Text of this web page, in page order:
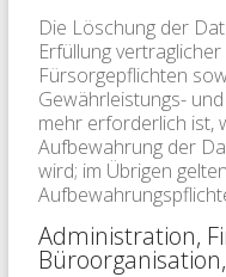
Die Löschung der
Erfüllung
Fürsorgepflichten
Gewährleistungs-
mehr erforderlich ist,
Aufbewahrung der
wird; im Übrigen
Administration,